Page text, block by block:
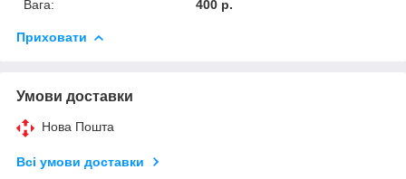
Вага: 400 р.
Приховати
Умови доставки
Нова Пошта
Всі умови доставки